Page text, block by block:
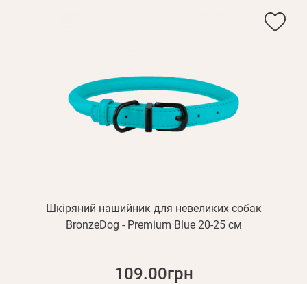
Шкіряний нашийник для невеликих собак
BronzeDog - Premium Blue 20-25 см
109.00грн